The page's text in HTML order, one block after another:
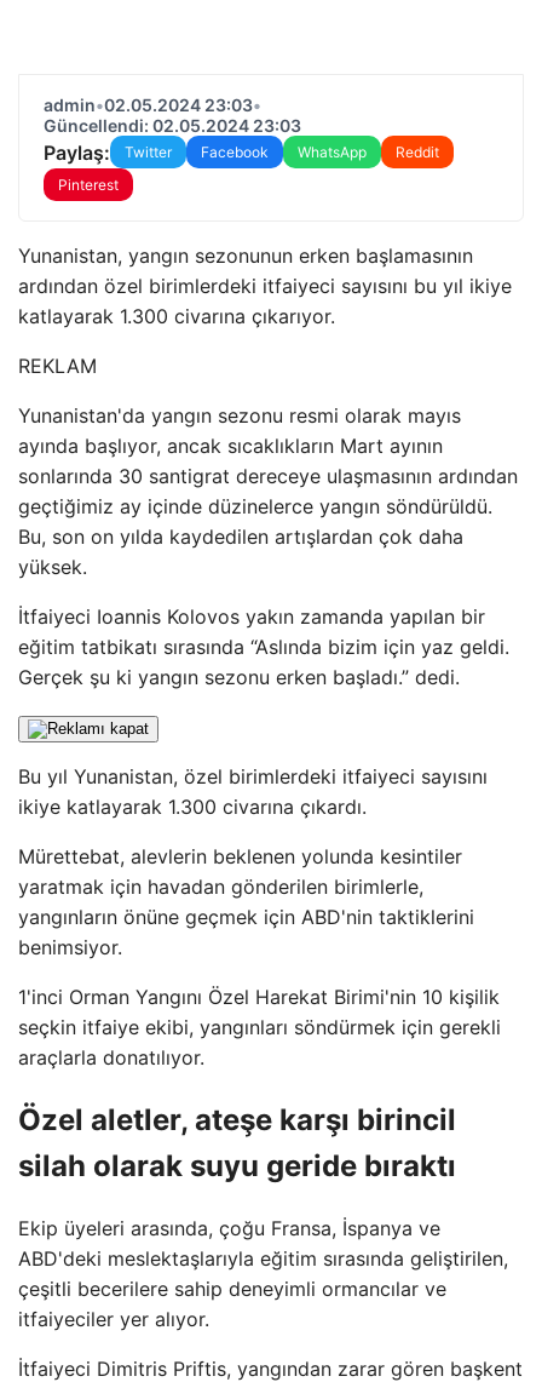
admin•02.05.2024 23:03•
Güncellendi: 02.05.2024 23:03
Paylaş: Twitter Facebook WhatsApp
Reddit
Pinterest
Yunanistan, yangın sezonunun erken başlamasının
ardından özel birimlerdeki itfaiyeci sayısını bu yıl ikiye
katlayarak 1.300 civarına çıkarıyor.
REKLAM
Yunanistan'da yangın sezonu resmi olarak mayıs
ayında başlıyor, ancak sıcaklıkların Mart ayının
sonlarında 30 santigrat dereceye ulaşmasının ardından
geçtiğimiz ay içinde düzinelerce yangın söndürüldü.
Bu, son on yılda kaydedilen artışlardan çok daha
yüksek.
İtfaiyeci Ioannis Kolovos yakın zamanda yapılan bir
eğitim tatbikatı sırasında “Aslında bizim için yaz geldi.
Gerçek şu ki yangın sezonu erken başladı.” dedi.
Bu yıl Yunanistan, özel birimlerdeki itfaiyeci sayısını
ikiye katlayarak 1.300 civarına çıkardı.
Mürettebat, alevlerin beklenen yolunda kesintiler
yaratmak için havadan gönderilen birimlerle,
yangınların önüne geçmek için ABD'nin taktiklerini
benimsiyor.
1'inci Orman Yangını Özel Harekat Birimi'nin 10 kişilik
seçkin itfaiye ekibi, yangınları söndürmek için gerekli
araçlarla donatılıyor.
Özel aletler, ateşe karşı birincil
silah olarak suyu geride bıraktı
Ekip üyeleri arasında, çoğu Fransa, İspanya ve
ABD'deki meslektaşlarıyla eğitim sırasında geliştirilen,
çeşitli becerilere sahip deneyimli ormancılar ve
itfaiyeciler yer alıyor.
İtfaiyeci Dimitris Priftis, yangından zarar gören başkent